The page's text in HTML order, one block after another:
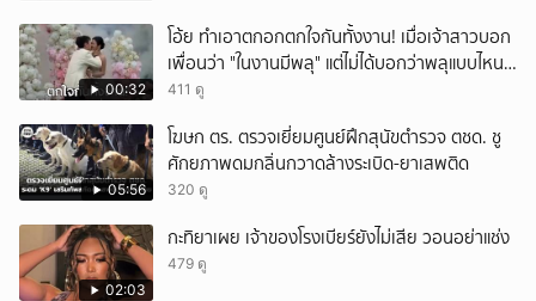
00:32
โอ้ย ทำเอาตกอกตกใจกันทั้งงาน! เมื่อเจ้าสาวบอก
เพื่อนว่า "ในงานมีพลุ" แต่ไม่ได้บอกว่าพลุแบบไหน
บอกเลยอลังการจริง แต่แอบอันตรายสุดๆ
411 ดู
05:56
โฆษก ตร. ตรวจเยี่ยมศูนย์ฝึกสุนัขตำรวจ ตชด. ชู
ศักยภาพดมกลิ่นกวาดล้างระเบิด-ยาเสพติด
320 ดู
02:03
กะทิยาเผย เจ้าของโรงเบียร์ยังไม่เสีย วอนอย่าแช่ง
479 ดู